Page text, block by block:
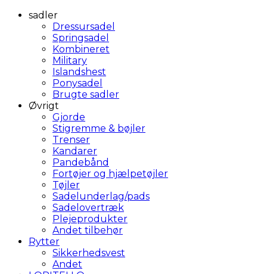
sadler
Dressursadel
Springsadel
Kombineret
Military
Islandshest
Ponysadel
Brugte sadler
Øvrigt
Gjorde
Stigremme & bøjler
Trenser
Kandarer
Pandebånd
Fortøjer og hjælpetøjler
Tøjler
Sadelunderlag/pads
Sadelovertræk
Plejeprodukter
Andet tilbehør
Rytter
Sikkerhedsvest
Andet